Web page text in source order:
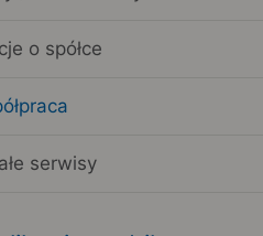
o spółce
serwisy